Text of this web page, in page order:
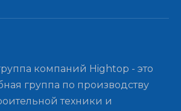
компаний Hightop - это
группа по производству
техники и